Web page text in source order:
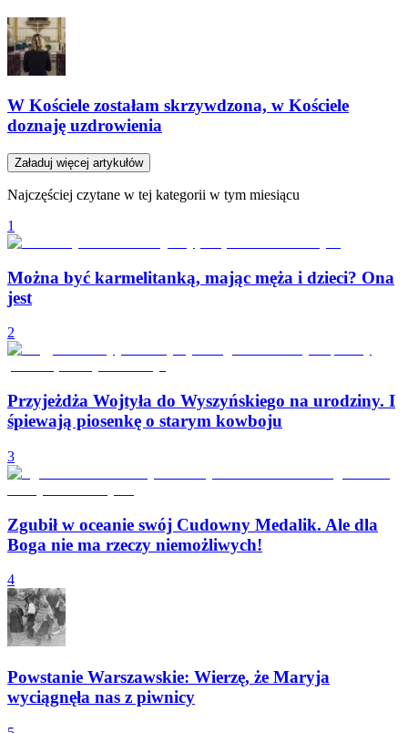
W Kościele zostałam skrzywdzona, w Kościele
doznaję uzdrowienia
Załaduj więcej artykułów
Najczęściej czytane w tej kategorii w tym miesiącu
1
Można być karmelitanką, mając męża i dzieci? Ona
jest
2
Przyjeżdża Wojtyła do Wyszyńskiego na urodziny. I
śpiewają piosenkę o starym kowboju
3
Zgubił w oceanie swój Cudowny Medalik. Ale dla
Boga nie ma rzeczy niemożliwych!
4
Powstanie Warszawskie: Wierzę, że Maryja
wyciągnęła nas z piwnicy